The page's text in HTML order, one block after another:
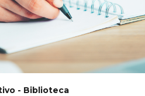
- Biblioteca